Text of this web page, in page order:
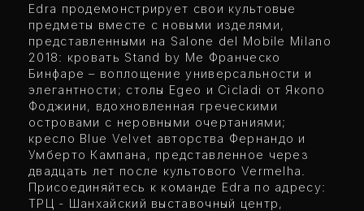
Edra продемонстрирует свои культовые
предметы вместе с новыми изделями,
представленными на Salone del Mobile Milano
2018: кровать Stand by Me Франческо
Бинфаре – воплощение универсальности и
элегантности; столы Egeo и Cicladi от Якопо
Фоджини, вдохновленная греческими
островами с неровными очертаниями;
кресло Blue Velvet авторства Фернандо и
Умберто Кампана, представленное через
двадцать лет после культового Vermelha.
Присоединяйтесь к команде Edra по адресу:
ТРЦ - Шанхайский выставочный центр,